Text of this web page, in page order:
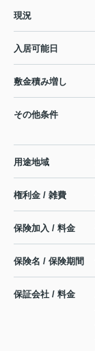
現況
入居可能日
敷金積み増し
その他条件
用途地域
権利金 / 雑費
保険加入 / 料金
保険名 / 保険期間
保証会社 / 料金